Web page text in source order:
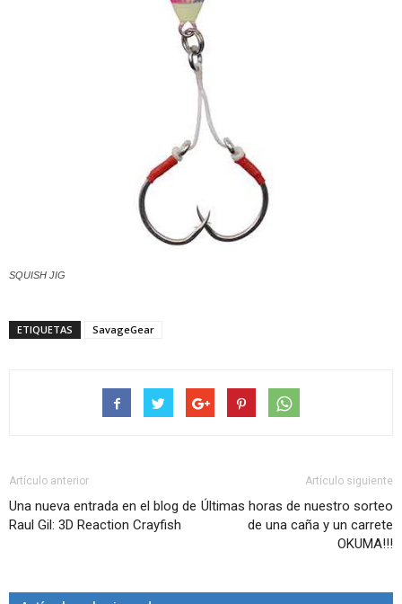
SQUISH JIG
ETIQUETAS SavageGear
Artículo anterior
Una nueva entrada en el blog de
Raul Gil: 3D Reaction Crayfish
Artículo siguiente
Últimas horas de nuestro sorteo
de una caña y un carrete
OKUMA!!!